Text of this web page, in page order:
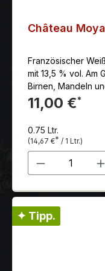
Château
Französischer
mit 13,5 % vol. Am
Birnen, Mandeln
verbunden mit
Pfeffer.
11,00 €*
0.75 Ltr.
(14,67 €* / 1 Ltr.)
Produkt
✦ Tipp.